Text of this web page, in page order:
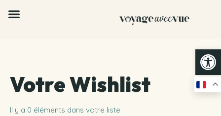
Votre Wishlist
Il y a 0 éléments dans votre liste